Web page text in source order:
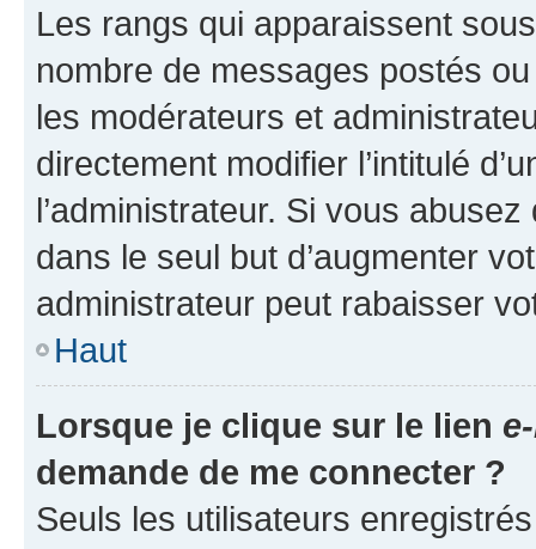
Les rangs qui apparaissent
nombre de messages postés
les modérateurs et
directement modifier l’intitulé
l’administrateur. Si vous
dans le seul but d’augmenter
administrateur peut rabaisser
Haut
Lorsque je clique sur le lien
demande de me connecter ?
Seuls les utilisateurs